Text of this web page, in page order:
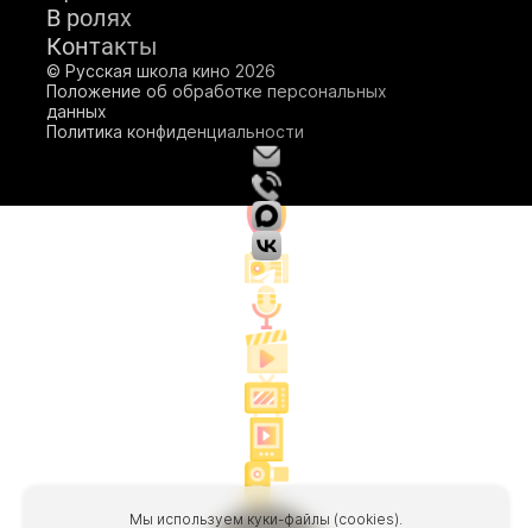
Мы используем куки-файлы (cookies).
Подробнее
Подробнее
Подробнее
В ролях
Контакты
© Русская школа кино 2026
Положение об обработке персональных
данных
Политика конфиденциальности